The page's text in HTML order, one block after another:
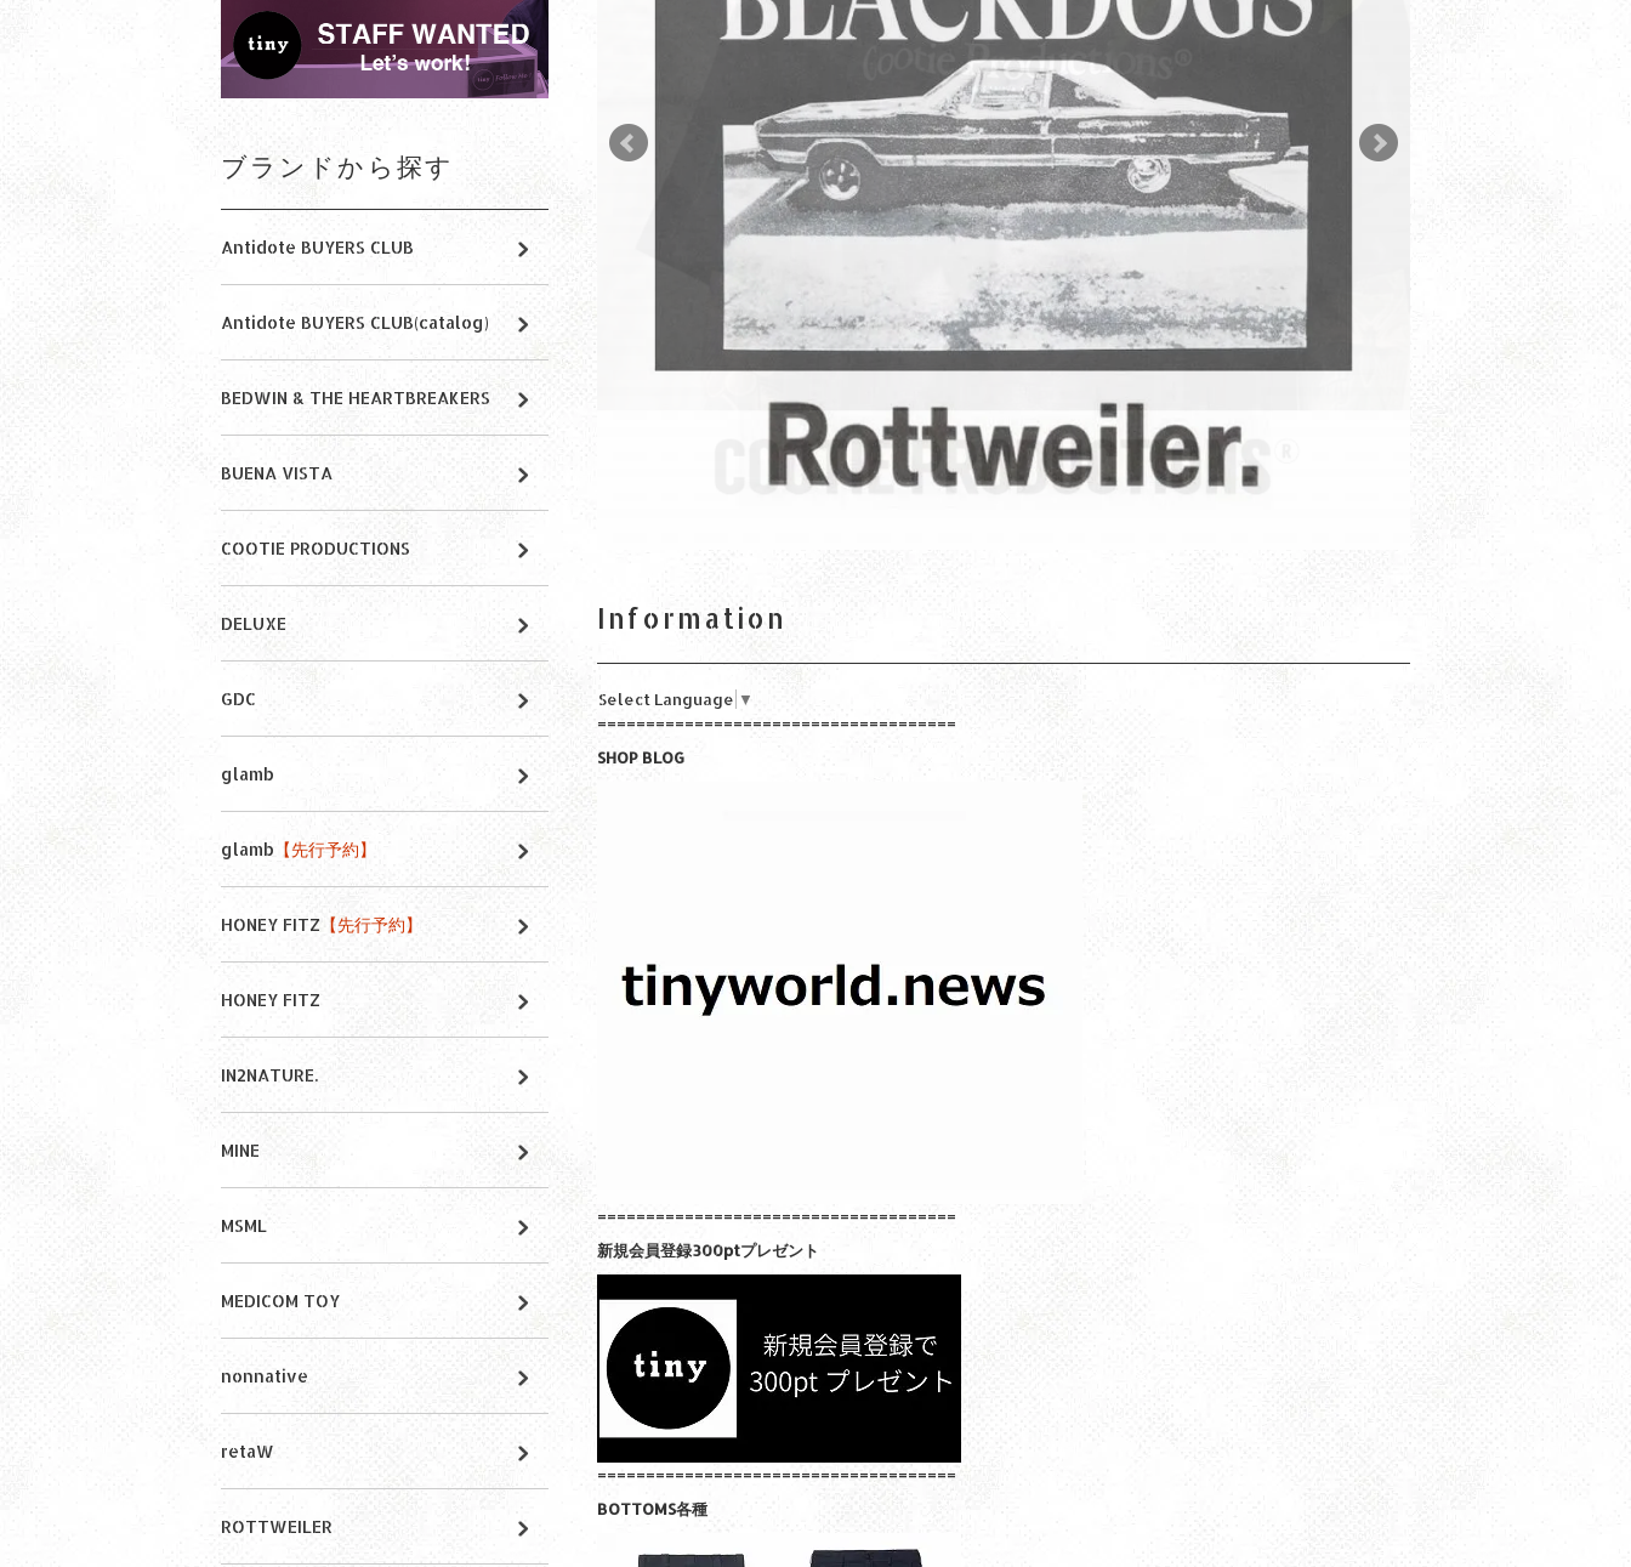
Information
Select Language ▼
=====================================
SHOP BLOG
=====================================
新規会員登録300ptプレゼント
=====================================
BOTTOMS各種
ブランドから探す
Antidote BUYERS CLUB
Antidote BUYERS CLUB(catalog)
BEDWIN & THE HEARTBREAKERS
BUENA VISTA
COOTIE PRODUCTIONS
DELUXE
GDC
glamb
glamb 【先行予約】
HONEY FITZ 【先行予約】
HONEY FITZ
IN2NATURE.
MINE
MSML
MEDICOM TOY
nonnative
retaW
ROTTWEILER